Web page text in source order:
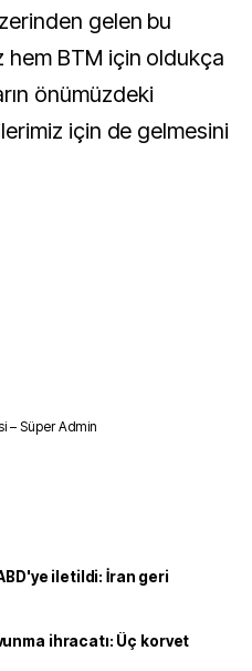
gelen bu
hem BTM için oldukça
önümüzdeki
için de gelmesini
– Süper Admin
iletildi: İran geri
ihracatı: Üç korvet